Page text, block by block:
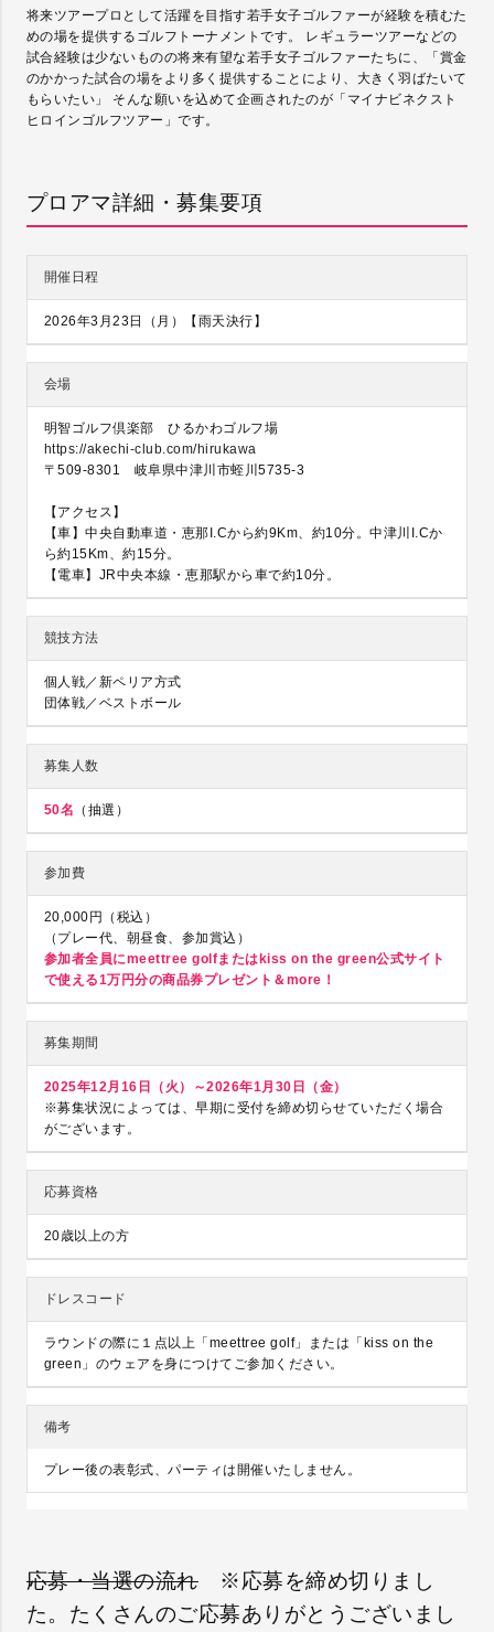
将来ツアープロとして活躍を目指す若手女子ゴルファーが経験を積むた
めの場を提供するゴルフトーナメントです。 レギュラーツアーなどの
試合経験は少ないものの将来有望な若手女子ゴルファーたちに、「賞金
のかかった試合の場をより多く提供することにより、大きく羽ばたいて
もらいたい」 そんな願いを込めて企画されたのが「マイナビネクスト
ヒロインゴルフツアー」です。
プロアマ詳細・募集要項
開催日程
2026年3月23日（月） 【雨天決行】
会場
明智ゴルフ倶楽部 ひるかわゴルフ場
https://akechi-club.com/hirukawa
〒509-8301 岐阜県中津川市蛭川5735-3
【アクセス】
【車】中央自動車道・恵那I.Cから約9Km、約10分。中津川I.Cか
ら約15Km、約15分。
【電車】JR中央本線・恵那駅から車で約10分。
競技方法
個人戦／新ペリア方式
団体戦／ベストボール
募集人数
50名 （抽選）
参加費
20,000円（税込）
（プレー代、朝昼食、参加賞込）
参加者全員にmeettree golfまたはkiss on the green公式サイト
で使える1万円分の商品券プレゼント＆more！
募集期間
2025年12月16日（火）～2026年1月30日（金）
※募集状況によっては、早期に受付を締め切らせていただく場合
がございます。
応募資格
20歳以上の方
ドレスコード
ラウンドの際に１点以上「meettree golf」または「kiss on the
green」のウェアを身につけてご参加ください。
備考
プレー後の表彰式、パーティは開催いたしません。
応募・当選の流れ※応募を締め切りまし
た。たくさんのご応募ありがとうございまし